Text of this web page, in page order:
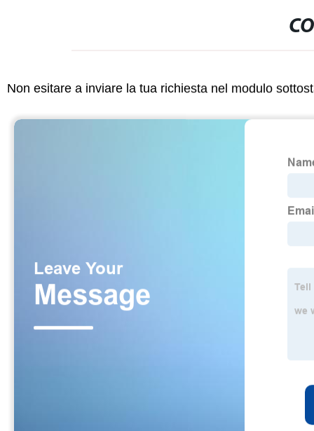
Non esitare a inviare la tua richiesta nel modulo